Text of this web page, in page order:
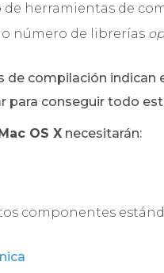
herramientas de
número de librerías
de compilación
para conseguir todo
OS X necesitarán:
componentes